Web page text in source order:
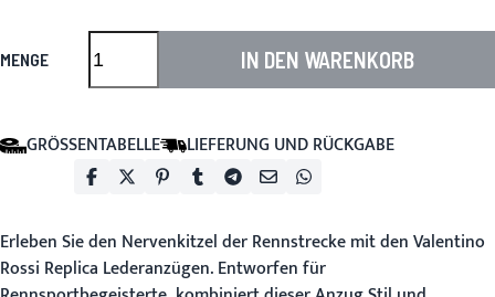
MENGE IN DEN WARENKORB
GRÖSSENTABELLE LIEFERUNG UND RÜCKGABE
Erleben Sie den Nervenkitzel der Rennstrecke mit denValentino
Rossi Replica Lederanzügen. Entworfen für